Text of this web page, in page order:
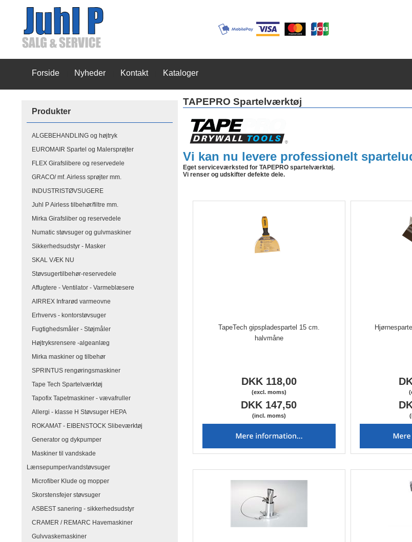
Forside Nyheder Kontakt Kataloger
Produkter
ALGEBEHANDLING og højtryk
EUROMAIR Spartel og Malersprøjter
FLEX Girafslibere og reservedele
GRACO/ mf. Airless sprøjter mm.
INDUSTRISTØVSUGERE
Juhl P Airless tilbehør/filtre mm.
Mirka Girafsliber og reservedele
Numatic støvsuger og gulvmaskiner
Sikkerhedsudstyr - Masker
SKAL VÆK NU
Støvsugertilbehør-reservedele
Affugtere - Ventilator - Varmeblæsere
AIRREX Infrarød varmeovne
Erhvervs - kontorstøvsuger
Fugtighedsmåler - Støjmåler
Højtryksrensere -algeanlæg
Mirka maskiner og tilbehør
SPRINTUS rengøringsmaskiner
Tape Tech Spartelværktøj
Tapofix Tapetmaskiner - vævafruller
Allergi - klasse H Støvsuger HEPA
ROKAMAT - EIBENSTOCK Slibeværktøj
Generator og dykpumper
Maskiner til vandskade
Lænsepumper/vandstøvsuger
Microfiber Klude og mopper
Skorstensfejer støvsuger
ASBEST sanering - sikkerhedsudstyr
CRAMER / REMARC Havemaskiner
Gulvvaskemaskiner
TAPEPRO Spartelværktøj
Vi kan nu levere professionelt
Eget serviceværksted for TAPEPRO spartelværktøj.
Vi renser og udskifter defekte dele.
TapeTech gipspladespartel 15 cm.
halvmåne
DKK 118,00
(excl. moms)
DKK 147,50
(incl. moms)